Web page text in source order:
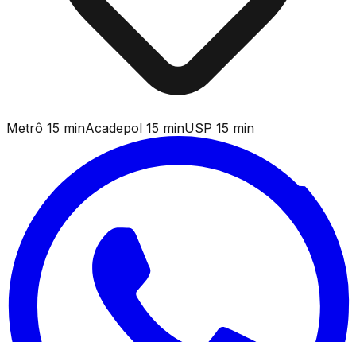
Metrô 15 minAcadepol 15 minUSP 15 min